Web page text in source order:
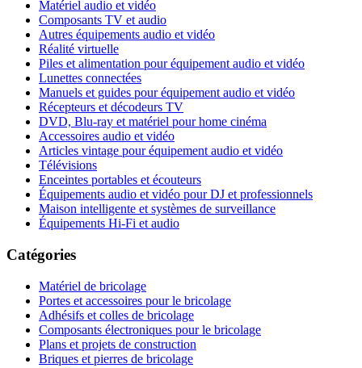
Matériel audio et vidéo
Composants TV et audio
Autres équipements audio et vidéo
Réalité virtuelle
Piles et alimentation pour équipement audio et vidéo
Lunettes connectées
Manuels et guides pour équipement audio et vidéo
Récepteurs et décodeurs TV
DVD, Blu-ray et matériel pour home cinéma
Accessoires audio et vidéo
Articles vintage pour équipement audio et vidéo
Télévisions
Enceintes portables et écouteurs
Équipements audio et vidéo pour DJ et professionnels
Maison intelligente et systèmes de surveillance
Équipements Hi-Fi et audio
Catégories
Matériel de bricolage
Portes et accessoires pour le bricolage
Adhésifs et colles de bricolage
Composants électroniques pour le bricolage
Plans et projets de construction
Briques et pierres de bricolage